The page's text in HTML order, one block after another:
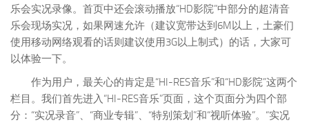
乐会实况录像。首页中还会滚动播放“HD影院”中部分的超清音
乐会现场实况，如果网速允许（建议宽带达到6M以上，土豪们
使用移动网络观看的话则建议使用3G以上制式）的话，大家可
以体验一下。
作为用户，最关心的肯定是“HI-RES音乐”和“HD影院”这两个
栏目。我们首先进入“HI-RES音乐”页面，这个页面分为四个部
分：“实况录音”、“商业专辑”、“特别策划”和“视听体验”。“实况